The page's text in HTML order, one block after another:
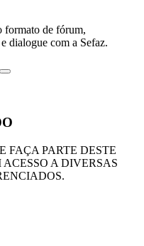
formato de fórum,
dialogue com a Sefaz.
FAÇA PARTE DESTE
A DIVERSAS